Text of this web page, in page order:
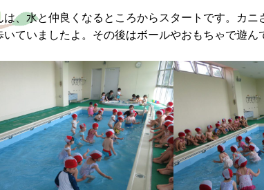
は、水と仲良くなるところからスタートです。カニ
いていましたよ。その後はボールやおもちゃで遊ん